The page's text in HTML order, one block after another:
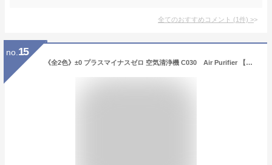
全てのおすすめコメント (1件) >
no. 15
《全2色》±0 プラスマイナスゼロ 空気清浄機 C030 Air Purifier 【省スペース デザイン家電 プラマイゼロ 技術革新 家電芸人 消費電力 エコ 省エネ 北欧 リビング 寝室 ベッドルーム 玄関 居間 ダイニング】